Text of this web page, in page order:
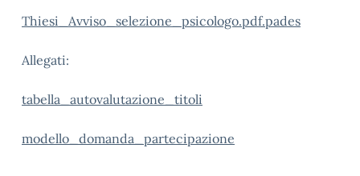
Thiesi_Avviso_selezione_psicologo.pdf.pades
Allegati:
tabella_autovalutazione_titoli
modello_domanda_partecipazione